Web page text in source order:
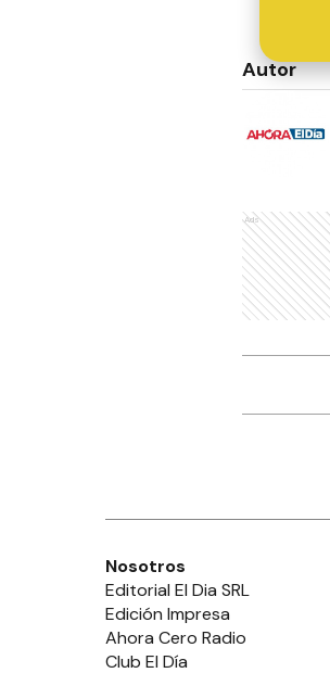
Autor
Ads
Nosotros
Editorial El Dia SRL
Edición Impresa
Ahora Cero Radio
Club El Día